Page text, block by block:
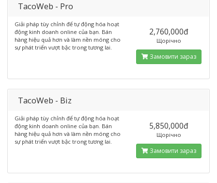
TacoWeb - Pro
Giải pháp tùy chỉnh để tự động hóa hoạt
động kinh doanh online của bạn. Bán
hàng hiệu quả hơn và làm nền móng cho
sự phát triển vượt bậc trong tương lai.
2,760,000đ
Щорічно
Замовити зараз
TacoWeb - Biz
Giải pháp tùy chỉnh để tự động hóa hoạt
động kinh doanh online của bạn. Bán
hàng hiệu quả hơn và làm nền móng cho
sự phát triển vượt bậc trong tương lai.
5,850,000đ
Щорічно
Замовити зараз